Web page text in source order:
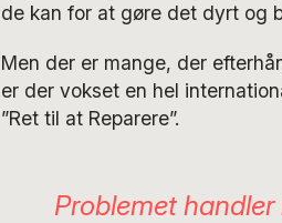
de kan for at gøre det dyrt og
Men der er mange, der
er der vokset en hel
”Ret til at Reparere”.
Problemet